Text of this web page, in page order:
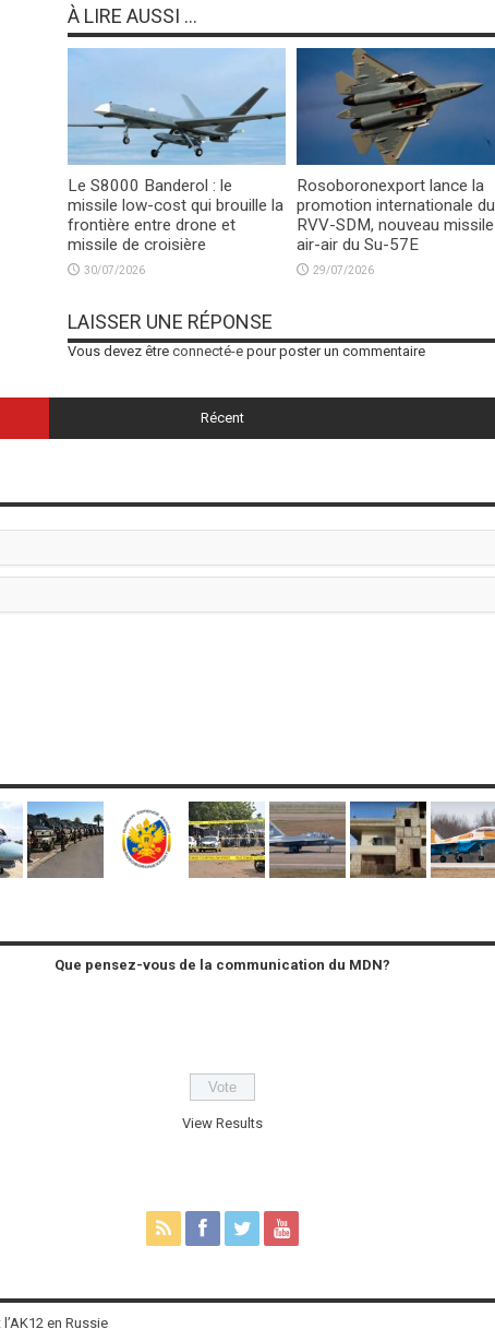
À LIRE AUSSI ...
Le S8000 Banderol : le
missile low-cost qui brouille la
frontière entre drone et
missile de croisière
30/07/2026
Rosoboronexport lance la
promotion internationale du
RVV-SDM, nouveau missile
air-air du Su-57E
29/07/2026
LAISSER UNE RÉPONSE
Vous devez être connecté-epour poster un commentaire
Récent
Que pensez-vous de la communication du MDN?
View Results
en Russie